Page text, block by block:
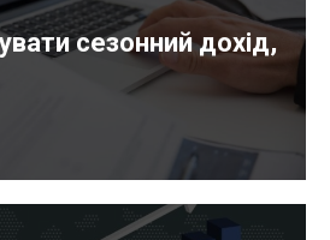
сезонний дохід,